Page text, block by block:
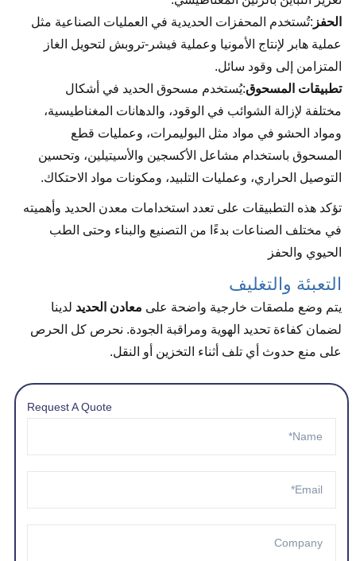
الحفز :تُستخدم المحفزات الحديدية في العمليات الصناعية مثل
عملية هابر لإنتاج الأمونيا وعملية فيشر-تروبش لتحويل الغاز
المتزامن إلى وقود سائل.
تطبيقات المسحوق:يُستخدم مسحوق الحديد في أشكال
مختلفة لإزالة الشوائب في الوقود، والدهانات المغناطيسية،
ومواد الحشو في مواد مثل البوليمرات، وعمليات قطع
المسحوق باستخدام مشاعل الأكسجين والأسيتيلين، وتحسين
التوصيل الحراري، وعمليات التلبيد، ومكونات مواد الاحتكاك.
تؤكد هذه التطبيقات على تعدد استخدامات معدن الحديد وأهميته
في مختلف الصناعات بدءًا من التصنيع والبناء وحتى الطب
الحيوي والحفز
التعبئة والتغليف
يتم وضع ملصقات خارجية واضحة على معادن الحديد لدينا
لضمان كفاءة تحديد الهوية ومراقبة الجودة. نحرص كل الحرص
على منع حدوث أي تلف أثناء التخزين أو النقل.
Request A Quote